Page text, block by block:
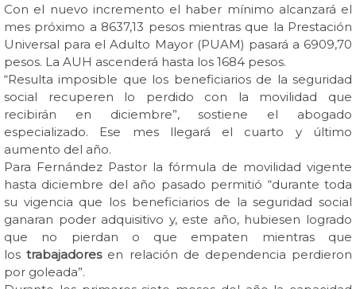
Con el nuevo incremento el haber mínimo alcanzará el
mes próximo a 8637,13 pesos mientras que la Prestación
Universal para el Adulto Mayor (PUAM) pasará a 6909,70
pesos. La AUH ascenderá hasta los 1684 pesos.
“Resulta imposible que los beneficiarios de la seguridad
social recuperen lo perdido con la movilidad que
recibirán en diciembre”, sostiene el abogado
especializado. Ese mes llegará el cuarto y último
aumento del año.
Para Fernández Pastor la fórmula de movilidad vigente
hasta diciembre del año pasado permitió “durante toda
su vigencia que los beneficiarios de la seguridad social
ganaran poder adquisitivo y, este año, hubiesen logrado
que no pierdan o que empaten mientras que
lostrabajadoresen relación de dependencia perdieron
por goleada”.